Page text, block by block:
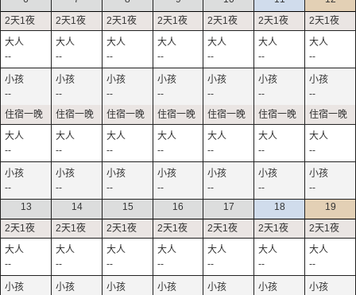
--
--
--
--
--
--
--
--
--
--
--
--
--
--
--
--
--
--
--
--
--
--
--
--
--
--
--
--
13
--
14
--
15
--
16
--
17
--
18
--
19
--